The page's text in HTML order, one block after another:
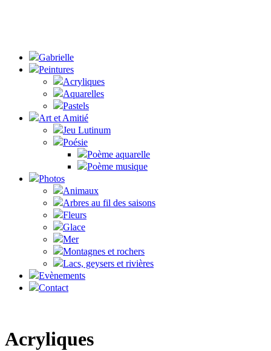
Gabrielle
Peintures
Acryliques
Aquarelles
Pastels
Art et Amitié
Jeu Lutinum
Poésie
Poème aquarelle
Poème musique
Photos
Animaux
Arbres au fil des saisons
Fleurs
Glace
Mer
Montagnes et rochers
Lacs, geysers et rivières
Evènements
Contact
Acryliques